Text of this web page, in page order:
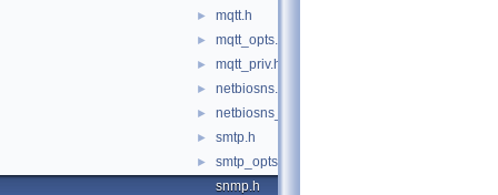
► mqtt.h
► mqtt_opts.h
► mqtt_priv.h
► netbiosns.h
► netbiosns_opts.h
► smtp.h
►
smtp_opts.h
snmp.h